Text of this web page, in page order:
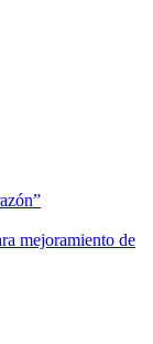
mejoramiento de